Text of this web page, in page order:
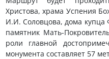
Христова, храма Успения
И.И. Соловцова, дома
памятник Мать-
роли главной
монумента составляет 57